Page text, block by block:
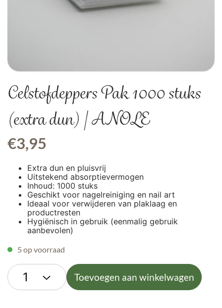
Celstofdeppers Pak 1000 stuks
(extra dun) | ANOLE
€3,95
Extra dun en pluisvrij
Uitstekend absorptievermogen
Inhoud: 1000 stuks
Geschikt voor nagelreiniging en nail art
Ideaal voor verwijderen van plaklaag en
productresten
Hygiënisch in gebruik (eenmalig gebruik
aanbevolen)
5 op voorraad
Toevoegen aan winkelwagen